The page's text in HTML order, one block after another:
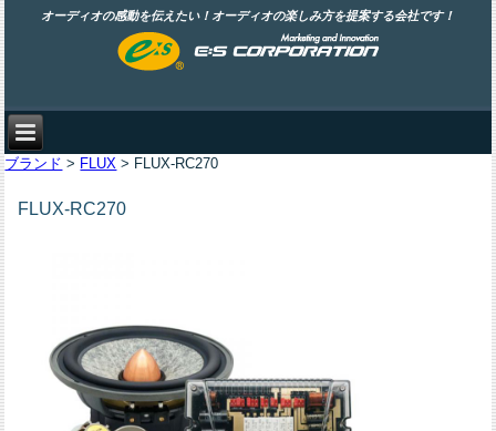
オーディオの感動を伝えたい！オーディオの楽しみ方を提案する会社です！
ブランド > FLUX > FLUX-RC270
FLUX-RC270